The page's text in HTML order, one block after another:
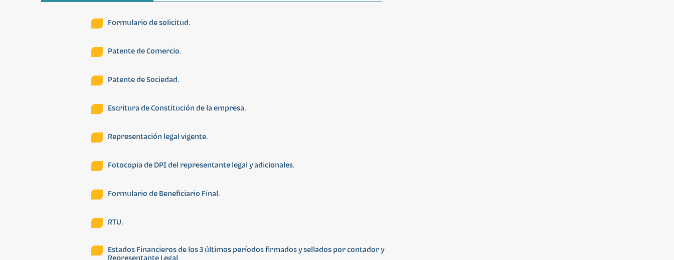
Formulario de solicitud.
Patente de Comercio.
Patente de Sociedad.
Escritura de Constitución de la empresa.
Representación legal vigente.
Fotocopia de DPI del representante legal y adicionales.
Formulario de Beneficiario Final.
RTU.
Estados Financieros de los 3 últimos períodos firmados y sellados por contador y
Representante Legal.